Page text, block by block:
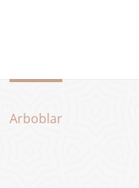
Arboblar